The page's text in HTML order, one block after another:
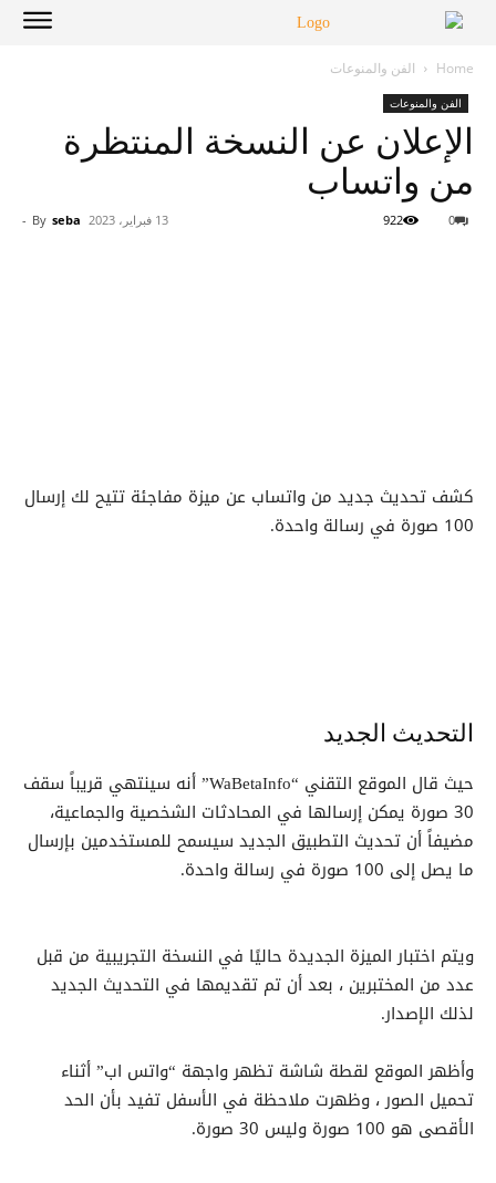
Home الفن والمنوعات
الفن والمنوعات
الإعلان عن النسخة المنتظرة
من واتساب
By seba
- 13 فبراير، 2023 0
922
كشف تحديث جديد من واتساب عن ميزة مفاجئة تتيح لك إرسال
100 صورة في رسالة واحدة.
التحديث الجديد
حيث قال الموقع التقني “WaBetaInfo” أنه سينتهي قريباً سقف
30 صورة يمكن إرسالها في المحادثات الشخصية والجماعية،
مضيفاً أن تحديث التطبيق الجديد سيسمح للمستخدمين بإرسال
ما يصل إلى 100 صورة في رسالة واحدة.
ويتم اختبار الميزة الجديدة حاليًا في النسخة التجريبية من قبل
عدد من المختبرين ، بعد أن تم تقديمها في التحديث الجديد
لذلك الإصدار.
وأظهر الموقع لقطة شاشة تظهر واجهة “واتس اب” أثناء
تحميل الصور ، وظهرت ملاحظة في الأسفل تفيد بأن الحد
الأقصى هو 100 صورة وليس 30 صورة.